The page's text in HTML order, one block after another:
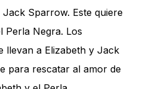
Sparrow. Este quiere
Perla Negra. Los
llevan a Elizabeth y Jack
para rescatar al amor de